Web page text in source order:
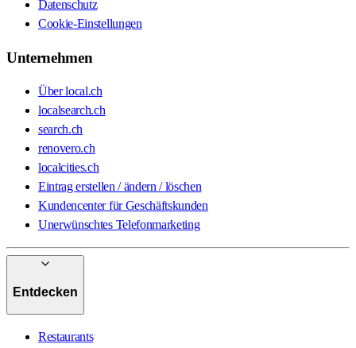
Datenschutz
Cookie-Einstellungen
Unternehmen
Über local.ch
localsearch.ch
search.ch
renovero.ch
localcities.ch
Eintrag erstellen / ändern / löschen
Kundencenter für Geschäftskunden
Unerwünschtes Telefonmarketing
Entdecken
Restaurants